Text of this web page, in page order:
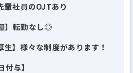
輩社員のOJTあり
】転勤なし◎
生】様々な制度があります！
付与】